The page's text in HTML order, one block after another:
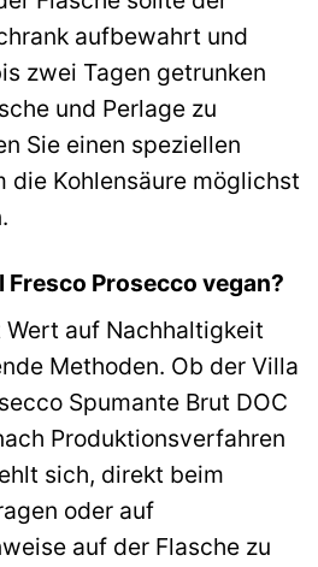
aufbewahrt und
zwei Tagen getrunken
und Perlage zu
Sie einen speziellen
die Kohlensäure möglichst
Fresco Prosecco vegan?
Wert auf Nachhaltigkeit
Methoden. Ob der Villa
Spumante Brut DOC
Produktionsverfahren
sich, direkt beim
oder auf
auf der Flasche zu